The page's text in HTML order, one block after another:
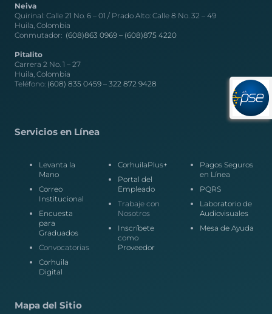
Neiva
Quirinal: Calle 21 No. 6 – 01 / Prado Alto: Calle 8 No. 32 – 49
Huila, Colombia
Conmutador: (608)863 0969 – (608)875 4220
Pitalito
Carrera 2 No. 1 – 27
Huila, Colombia
Teléfono: (608) 835 0459 – 322 872 9428
Servicios en Línea
Levanta la
Mano
Correo
Institucional
Encuesta
para
Graduados
Convocatorias
Corhuila
Digital
CorhuilaPlus+
Portal del
Empleado
Trabaje con
Nosotros
Inscríbete
como
Proveedor
Pagos Seguros
en Línea
PQRS
Laboratorio de
Audiovisuales
Mesa de Ayuda
Mapa del Sitio